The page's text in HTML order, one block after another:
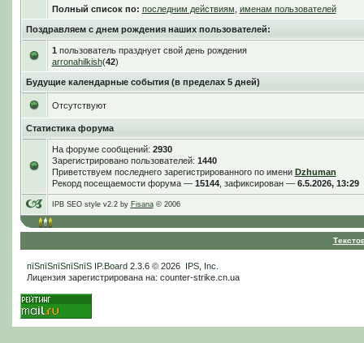
Полный список по: последним действиям именам пользователей
Поздравляем с днем рождения наших пользователей:
1 пользователь празднует свой день рождения
arronahilkish(42)
Будущие календарные события (в пределах 5 дней)
Отсутствуют
Статистика форума
На форуме сообщений: 2930
Зарегистрировано пользователей: 1440
Приветствуем последнего зарегистрированного по имени Dzhuman
Рекорд посещаемости форума — 15144, зафиксирован — 6.5.2026, 13:29
IPB SEO style v2.2 by Fisana© 2006
пїЅпїЅпїЅпїЅпїЅ IP.Board2.3.6 © 2026 IPS, Inc
Лицензия зарегистрирована на: counter-strike.cn.ua